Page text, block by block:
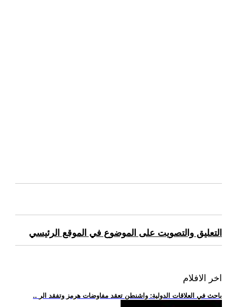
التعليق والتصويت على الموضوع في الموقع الرئيسي
اخر الافلام
.. باحث في العلاقات الدولية: واشنطن تعقد مفاوضات هرمز وتفقد الر